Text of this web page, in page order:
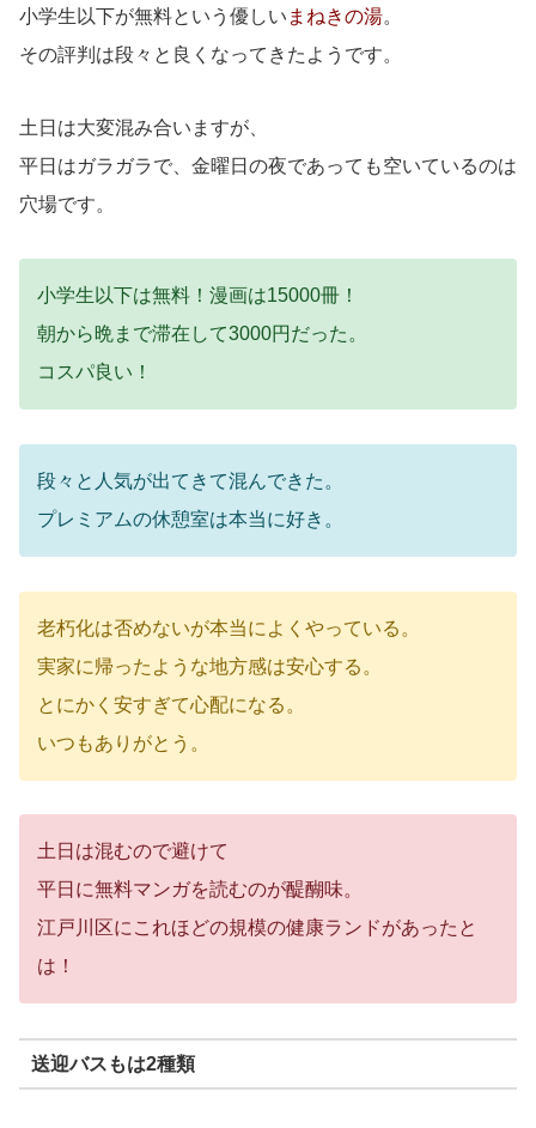
小学生以下が無料という優しい まねきの湯。
その評判は段々と良くなってきたようです。
土日は大変混み合いますが、
平日はガラガラで、金曜日の夜であっても空いているのは
穴場です。
小学生以下は無料！漫画は15000冊！
朝から晩まで滞在して3000円だった。
コスパ良い！
段々と人気が出てきて混んできた。
プレミアムの休憩室は本当に好き。
老朽化は否めないが本当によくやっている。
実家に帰ったような地方感は安心する。
とにかく安すぎて心配になる。
いつもありがとう。
土日は混むので避けて
平日に無料マンガを読むのが醍醐味。
江戸川区にこれほどの規模の健康ランドがあったと
は！
送迎バスもは2種類